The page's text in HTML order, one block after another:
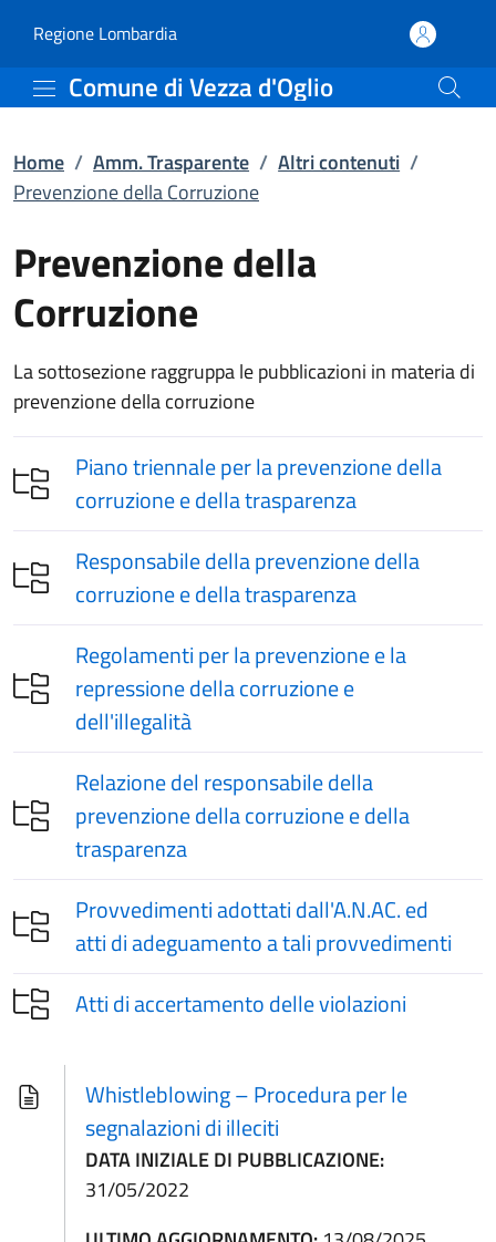
Prevenzione della
Regione Lombardia(apre in un'altra scheda).
Comune di Vezza d'Oglio
Home / Amm. Trasparente / Altri contenuti /
Prevenzione della Corruzione
Prevenzione della
Corruzione
La sottosezione raggruppa le pubblicazioni in materia di
prevenzione della corruzione
Piano triennale per la prevenzione della
corruzione e della trasparenza
Responsabile della prevenzione della
corruzione e della trasparenza
Regolamenti per la prevenzione e la
repressione della corruzione e
dell'illegalità
Relazione del responsabile della
prevenzione della corruzione e della
trasparenza
Provvedimenti adottati dall'A.N.AC. ed
atti di adeguamento a tali provvedimenti
Atti di accertamento delle violazioni
Whistleblowing – Procedura per le
segnalazioni di illeciti
DATA INIZIALE DI PUBBLICAZIONE:
31/05/2022